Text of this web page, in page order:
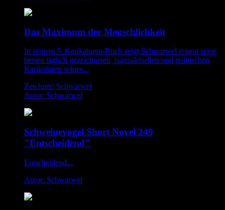
Das Maximum der Menschlichkeit
In seinem 5. Karikaturen-Buch zeigt Schwarwel erneut seine
besten täglich gezeichneten, tagesaktuellen und politischen
Karikaturen seines...
Zeichner: Schwarwel
Autor: Schwarwel
Schweinevogel Short Novel 249
"Entscheidend"
Entscheidend...
Autor: Schwarwel